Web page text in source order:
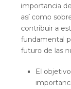
importancia
así como
contribuir a
fundamental
futuro de las
El